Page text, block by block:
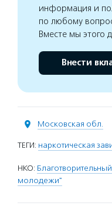
информация и
по любому
Вместе мы этого
Внести
Московская обл.
ТЕГИ: наркотическая
НКО:
молодежи"